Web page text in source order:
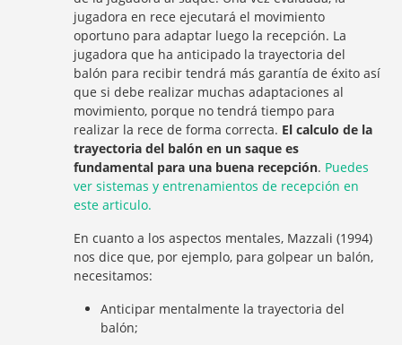
jugadora en rece ejecutará el movimiento
oportuno para adaptar luego la recepción. La
jugadora que ha anticipado la trayectoria del
balón para recibir tendrá más garantía de éxito así
que si debe realizar muchas adaptaciones al
movimiento, porque no tendrá tiempo para
realizar la rece de forma correcta. El calculo de la
trayectoria del balón en un saque es
fundamental para una buena recepción. Puedes
ver sistemas y entrenamientos de recepción en
este articulo.
En cuanto a los aspectos mentales, Mazzali (1994)
nos dice que, por ejemplo, para golpear un balón,
necesitamos:
Anticipar mentalmente la trayectoria del
balón;